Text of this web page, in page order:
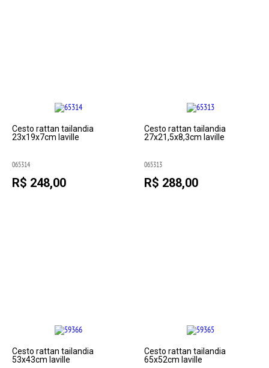
Cesto rattan tailandia
23x19x7cm laville
065314
R$ 248,00
Cesto rattan tailandia
27x21,5x8,3cm laville
065313
R$ 288,00
Cesto rattan tailandia
53x43cm laville
Cesto rattan tailandia
65x52cm laville